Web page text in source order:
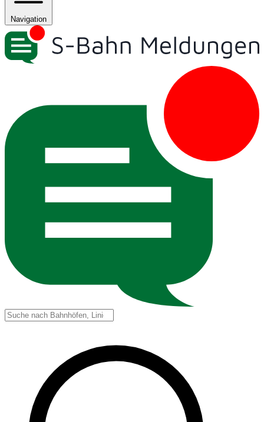
Navigation